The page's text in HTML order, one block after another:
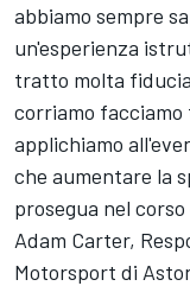
abbiamo sempre
un'esperienza
tratto molta
corriamo facciamo
applichiamo
che aumentare la
prosegua nel
Adam Carter,
Motorsport di